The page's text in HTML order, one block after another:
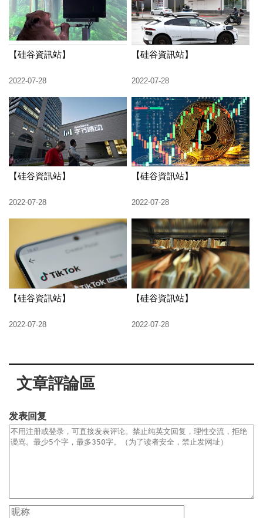
【硅谷資訊站】
2022-07-28
【硅谷資訊站】
2022-07-28
【硅谷資訊站】
2022-07-28
【硅谷資訊站】
2022-07-28
【硅谷資訊站】
2022-07-28
【硅谷資訊站】
2022-07-28
文章評論區
发表回复